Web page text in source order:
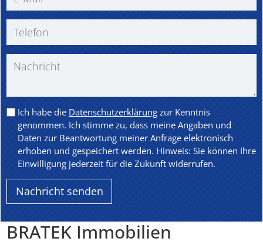
Ich habe dieDatenschutzerklärungzur Kenntnis
genommen. Ich stimme zu, dass meine Angaben und
Daten zur Beantwortung meiner Anfrage elektronisch
erhoben und gespeichert werden. Hinweis: Sie können Ihre
Einwilligung jederzeit für die Zukunft widerrufen.
BRATEK Immobilien